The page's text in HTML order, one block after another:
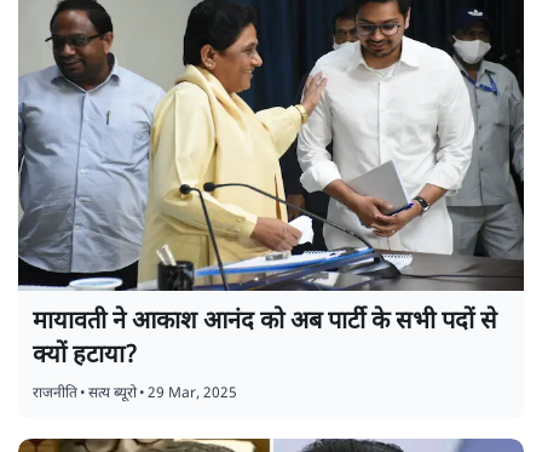
मायावती ने आकाश आनंद को अब पार्टी के सभी पदों से
क्यों हटाया?
राजनीति•सत्य ब्यूरो•29 Mar, 2025